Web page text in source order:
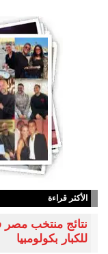
الأكثر قراءة
نتائج منتخب مصر
للكبار بكولومبيا